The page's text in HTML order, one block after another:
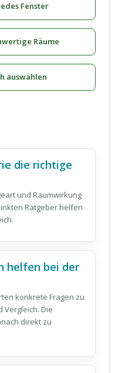
Fenster
Räume
auswählen
die richtige
und Raumwirkung
Ratgeber helfen
helfen bei der
konkrete Fragen zu
Vergleich. Die
direkt zu